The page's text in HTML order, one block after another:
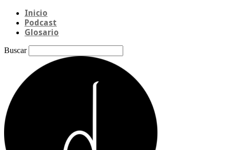
Inicio
Podcast
Glosario
Buscar